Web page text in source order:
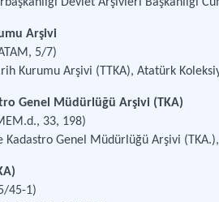
Arşivi
5/7)
Kurumu Arşivi (TTKA), Atatürk
Genel Müdürlüğü Arşivi (TKA)
33, 198)
Kadastro Genel Müdürlüğü Arşivi
45-1)